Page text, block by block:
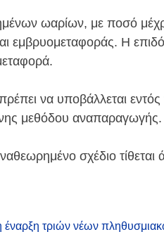
ωαρίων, με ποσό
εμβρυομεταφοράς. Η
να υποβάλλεται
μεθόδου αναπαραγωγής.
σχέδιο τίθεται
έναρξη τριών νέων